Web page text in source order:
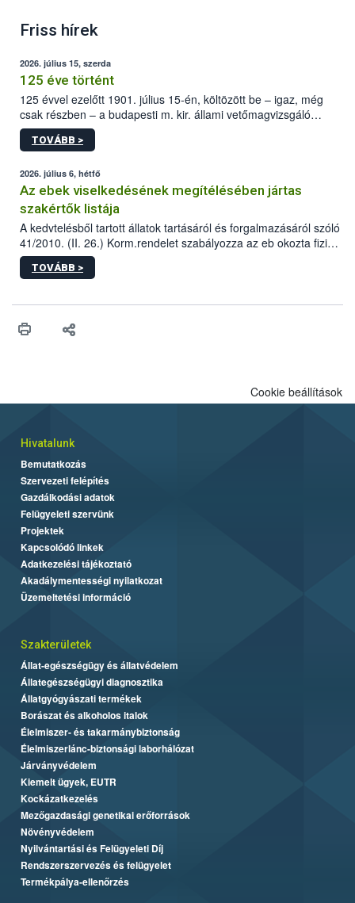
Friss hírek
2026. július 15, szerda
125 éve történt
125 évvel ezelőtt 1901. július 15-én, költözött be – igaz, még
csak részben – a budapesti m. kir. állami vetőmagvizsgáló
állomás a Kis Rókus utca 15. szám alatti, Czigler Győző által
tervezett új épületébe.
TOVÁBB >
2026. július 6, hétfő
Az ebek viselkedésének megítélésében jártas
szakértők listája
A kedvtelésből tartott állatok tartásáról és forgalmazásáról szóló
41/2010. (II. 26.) Korm.rendelet szabályozza az eb okozta fizikai
sérülés, illetve ennek veszélye keletkezésekor felmerülő
hatósági feladatokat, valamint a veszélyes eb tartását és annak
vonni az ebek viselkedésének megítélésében jártas szakértőt.
TOVÁBB >
Cookie beállítások
Hivatalunk
Bemutatkozás
Szervezeti felépítés
Gazdálkodási adatok
Felügyeleti szervünk
Projektek
Kapcsolódó linkek
Adatkezelési tájékoztató
Akadálymentességi nyilatkozat
Üzemeltetési információ
Szakterületek
Állat-egészségügy és állatvédelem
Állategészségügyi diagnosztika
Állatgyógyászati termékek
Borászat és alkoholos italok
Élelmiszer- és takarmánybiztonság
Élelmiszerlánc-biztonsági laborhálózat
Járványvédelem
Kiemelt ügyek, EUTR
Kockázatkezelés
Mezőgazdasági genetikai erőforrások
Növényvédelem
Nyilvántartási és Felügyeleti Díj
Rendszerszervezés és felügyelet
Termékpálya-ellenőrzés